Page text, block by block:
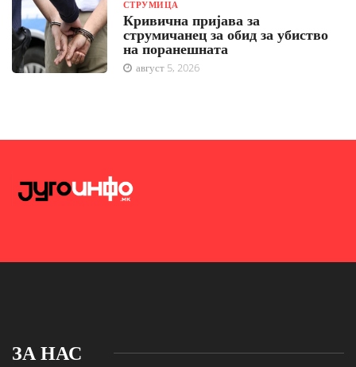
СТРУМИЦА
Кривична пријава за
струмичанец за обид за убиство
на поранешната
август 5, 2026
ЗА НАС